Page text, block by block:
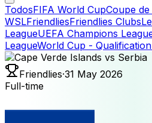
TodosFIFA World CupCoupe
WSLFriendliesFriendlies Clubs
LeagueUEFA Champions
LeagueWorld Cup -
Friendlies·31 May 2026
Full-time